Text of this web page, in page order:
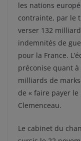
les nations
contrainte, par le
verser 132
indemnités de
pour la France.
préconise quant
milliards de
de « faire payer
Clemenceau.
Le cabinet du